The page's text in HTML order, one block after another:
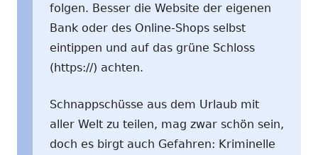
folgen. Besser die Website der eigenen
Bank oder des Online-Shops selbst
eintippen und auf das grüne Schloss
(https://) achten.
Schnappschüsse aus dem Urlaub mit
aller Welt zu teilen, mag zwar schön sein,
doch es birgt auch Gefahren: Kriminelle